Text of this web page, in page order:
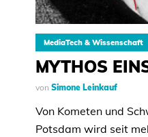
MediaTech & Wissenschaft
MYTHOS
von Simone Leinkauf
Von Kometen und
Potsdam wird seit